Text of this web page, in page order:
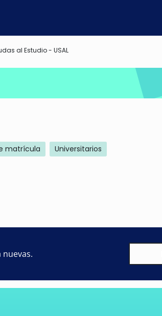
al Estudio - USAL
matrícula Universitarios
nuevas.